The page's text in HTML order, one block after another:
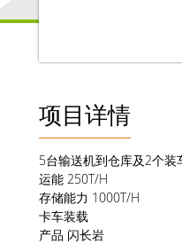
项目详情
5台输送机到仓库及2个
运能 250T/H
存储能力 1000T/H
卡车装载
产品 闪长岩